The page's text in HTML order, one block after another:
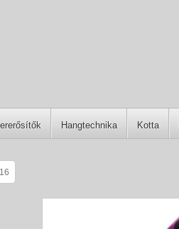
Hangtechnika Kotta